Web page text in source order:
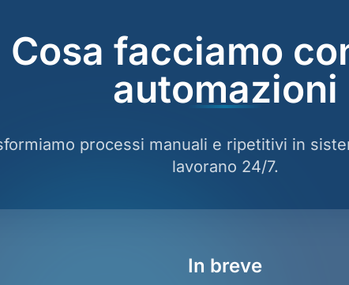
Cosa facciamo
automazioni
processi manuali e ripetitivi in
lavorano 24/7.
In breve